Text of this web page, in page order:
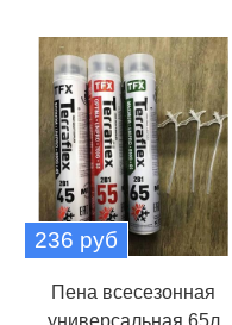
236 руб
Пена всесезонная
универсальная 65л